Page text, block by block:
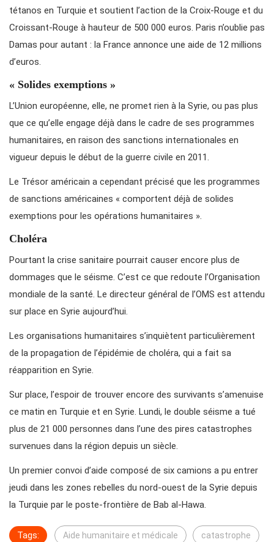
tétanos en Turquie et soutient l’action de la Croix-Rouge et du
Croissant-Rouge à hauteur de 500 000 euros. Paris n’oublie pas
Damas pour autant : la France annonce une aide de 12 millions
d’euros.
« Solides exemptions »
L’Union européenne, elle, ne promet rien à la Syrie, ou pas plus
que ce qu’elle engage déjà dans le cadre de ses programmes
humanitaires, en raison des sanctions internationales en
vigueur depuis le début de la guerre civile en 2011.
Le Trésor américain a cependant précisé que les programmes
de sanctions américaines « comportent déjà de solides
exemptions pour les opérations humanitaires ».
Choléra
Pourtant la crise sanitaire pourrait causer encore plus de
dommages que le séisme. C’est ce que redoute l’Organisation
mondiale de la santé. Le directeur général de l’OMS est attendu
sur place en Syrie aujourd’hui.
Les organisations humanitaires s’inquiètent particulièrement
de la propagation de l’épidémie de choléra, qui a fait sa
réapparition en Syrie.
Sur place, l’espoir de trouver encore des survivants s’amenuise
ce matin en Turquie et en Syrie. Lundi, le double séisme a tué
plus de 21 000 personnes dans l’une des pires catastrophes
survenues dans la région depuis un siècle.
Un premier convoi d’aide composé de six camions a pu entrer
jeudi dans les zones rebelles du nord-ouest de la Syrie depuis
la Turquie par le poste-frontière de Bab al-Hawa.
Tags: Aide humanitaire et médicale catastrophe